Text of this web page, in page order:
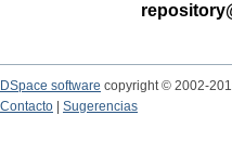
DSpace software copyright © 2002-
Contacto
Sugerencias